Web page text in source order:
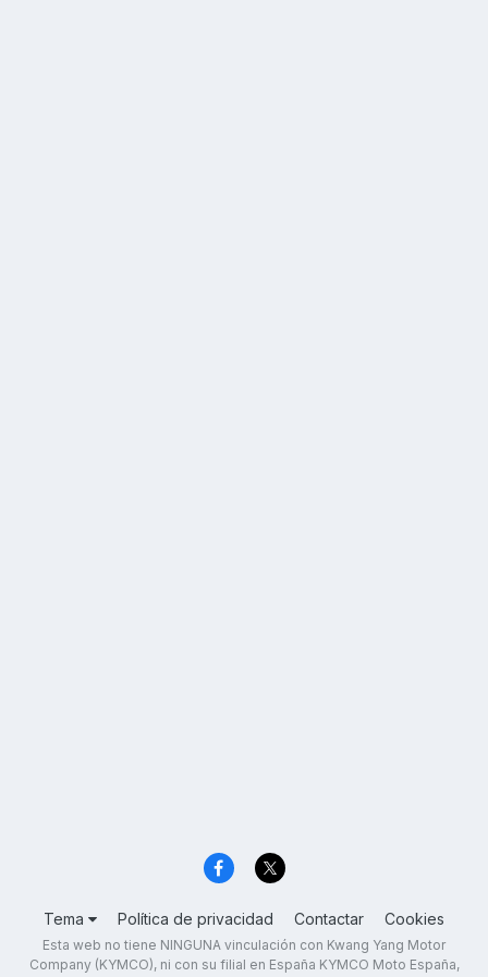
Tema Política de privacidad Contactar Cookies
Esta web no tiene NINGUNA vinculación con Kwang Yang Motor
Company (KYMCO), ni con su filial en España KYMCO Moto España,